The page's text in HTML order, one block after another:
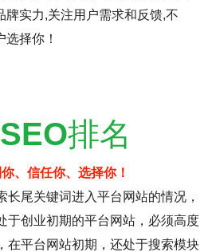
牌实力,关注用户需求和反馈,不
择你！
SEO排名
、信任你、选择你！
长尾关键词进入平台网站的情况，
于创业初期的平台网站，必须高度
在平台网站初期，还处于搜索模块